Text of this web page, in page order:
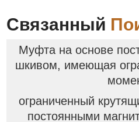
Связанный
Муфта на основе
шкивом, имеющая
ограниченный
постоянными